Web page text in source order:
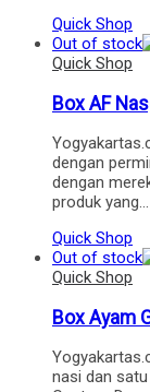
Quick Shop
Out of stock
Quick Shop
Box AF
dengan
dengan
produk yang…
Quick Shop
Out of stock
Quick Shop
Box Ayam
nasi dan